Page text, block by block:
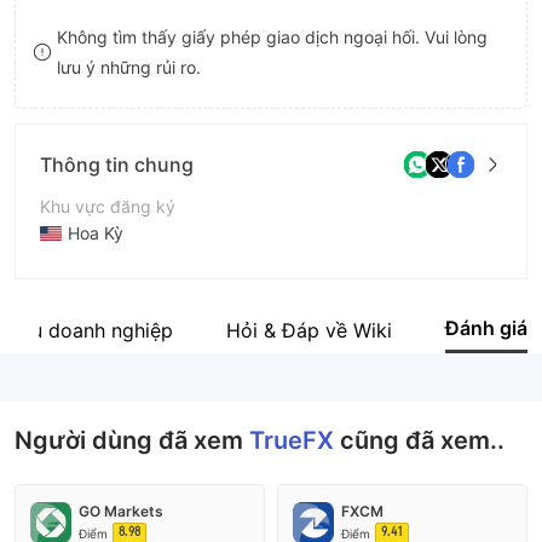
9 7
8
Không tìm thấy giấy phép giao dịch ngoại hối. Vui lòng
lưu ý những rủi ro.
Thông tin chung
Khu vực đăng ký
Hoa Kỳ
Tên công ty
doanh nghiệp Hỏi & Đáp về Wiki Đánh giá
Người dùng đã xem TrueFX cũng đã xem..
GO Markets
Điểm 8.98
FXCM
Điểm 9.41